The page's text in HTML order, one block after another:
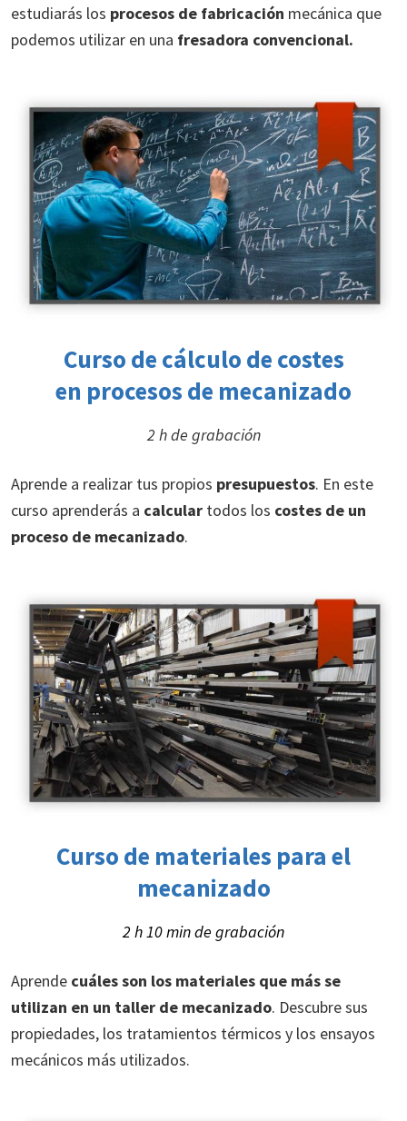
estudiarás los procesos de fabricación mecánica que
podemos utilizar en una fresadora convencional.
Curso de cálculo de costes
en procesos de mecanizado
2 h de grabación
Aprende a realizar tus propios presupuestos. En este
curso aprenderás a calcular todos los costes de un
proceso de mecanizado.
Curso de materiales para el
mecanizado
2 h 10 min de grabación
Aprende cuáles son los materiales que más se
utilizan en un taller de mecanizado. Descubre sus
propiedades, los tratamientos térmicos y los ensayos
mecánicos más utilizados.